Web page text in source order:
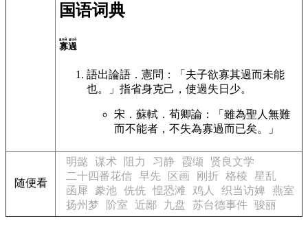
国语词典
寡過
guǎ guò
語出論語．憲問：「夫子欲寡其過而未能
也。」指省身克己，使過失日少。
宋．蘇軾．荀卿論：「雖為聖人無難
而不能者，不失為寡過而已矣。」
随便看
明懿 谋术 阻力 习静 霞缬
贤良文学
二十四番花信 早先 区画 刚折 格棱
星乱
函犀
豢池 侁侁 惶恐滩 鸡人 织当访婢
燕室
扬州梦
阶室 近鄙 九盘 苏台德事件 骏丽